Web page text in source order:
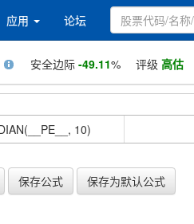
应用 论坛
安全边际 -49.11% 评级 高估
保存公式 保存为默认公式